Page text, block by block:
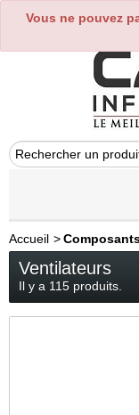
Vous ne pouvez
Accueil >
Ventilateurs
Il y a 115 produits.